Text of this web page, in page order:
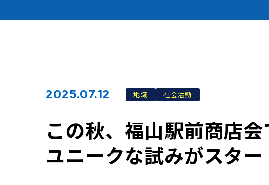
2025.07.12 地域 社会活動
この秋、福山駅前商店
ユニークな試みがスター